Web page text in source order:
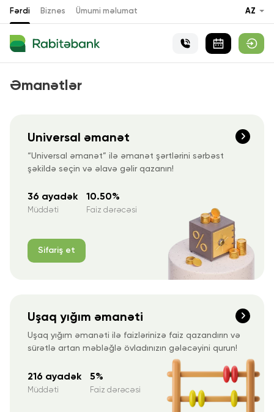
Fərdi Biznes Ümumi məlumat AZ
Əmanətlər
Universal əmanət
“Universal əmanət” ilə əmanət şərtlərini sərbəst
şəkildə seçin və əlavə gəlir qazanın!
Müddəti
36 ayadək
Faiz dərəcəsi
10.50%
Sifariş et
Uşaq yığım əmanəti
Uşaq yığım əmanəti ilə faizlərinizə faiz qazandırın və
sürətlə artan məbləğlə övladınızın gələcəyini qurun!
Müddəti
216 ayadək
Faiz dərəcəsi
5%